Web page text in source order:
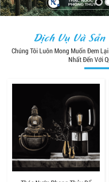
Dịch Vụ Và
Chúng Tôi Luôn Mong Muốn Đem
Nhất Đến Với